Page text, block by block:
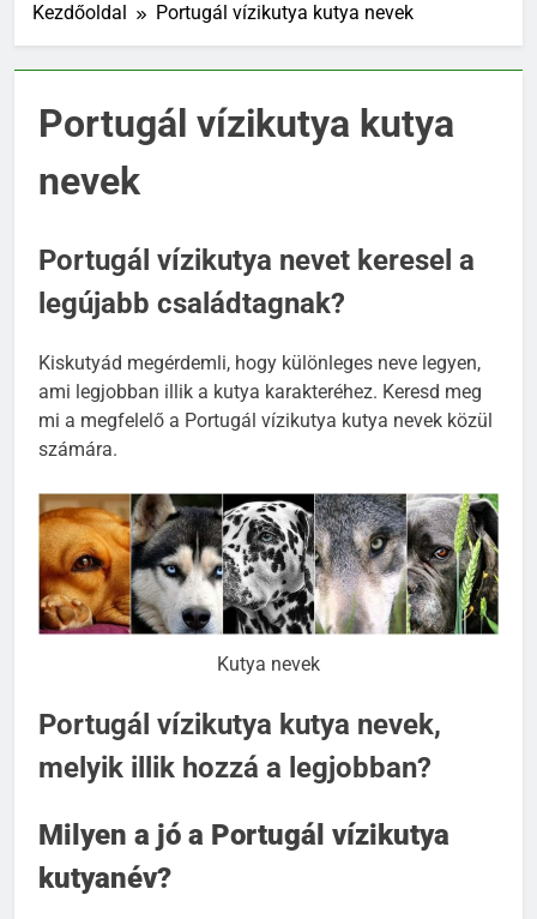
Kezdőoldal Portugál vízikutya kutya nevek
Portugál vízikutya kutya
nevek
Portugál vízikutya nevet keresel a
legújabb családtagnak?
Kiskutyád megérdemli, hogy különleges neve legyen,
ami legjobban illik a kutya karakteréhez. Keresd meg
mi a megfelelő a Portugál vízikutya kutya nevek közül
számára.
Kutya nevek
Portugál vízikutya kutya nevek,
melyik illik hozzá a legjobban?
Milyen a jó a Portugál vízikutya
kutyanév?